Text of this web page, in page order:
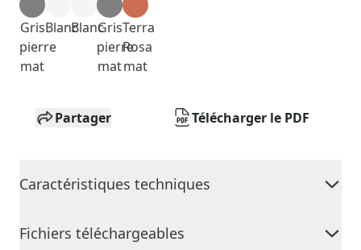
Gris
pierre
mat
BlancBlancGris
pierre
mat
Terra
Rosa
mat
Partager Télécharger le PDF
Caractéristiques techniques
Fichiers téléchargeables